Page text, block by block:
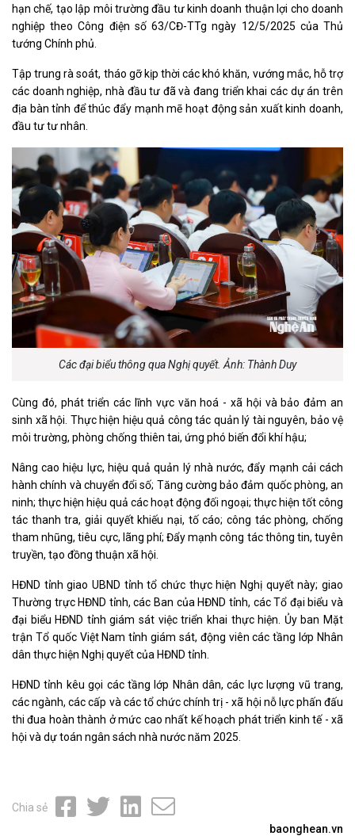
hạn chế, tạo lập môi trường đầu tư kinh doanh thuận lợi cho doanh
nghiệp theo Công điện số 63/CĐ-TTg ngày 12/5/2025 của Thủ
tướng Chính phủ.
Tập trung rà soát, tháo gỡ kịp thời các khó khăn, vướng mắc, hỗ trợ
các doanh nghiệp, nhà đầu tư đã và đang triển khai các dự án trên
địa bàn tỉnh để thúc đẩy mạnh mẽ hoạt động sản xuất kinh doanh,
đầu tư tư nhân.
Các đại biểu thông qua Nghị quyết. Ảnh: Thành Duy
Cùng đó, phát triển các lĩnh vực văn hoá - xã hội và bảo đảm an
sinh xã hội. Thực hiện hiệu quả công tác quản lý tài nguyên, bảo vệ
môi trường, phòng chống thiên tai, ứng phó biến đổi khí hậu;
Nâng cao hiệu lực, hiệu quả quản lý nhà nước, đẩy mạnh cải cách
hành chính và chuyển đổi số; Tăng cường bảo đảm quốc phòng, an
ninh; thực hiện hiệu quả các hoạt động đối ngoại; thực hiện tốt công
tác thanh tra, giải quyết khiếu nại, tố cáo; công tác phòng, chống
tham nhũng, tiêu cực, lãng phí; Đẩy mạnh công tác thông tin, tuyên
truyền, tạo đồng thuận xã hội.
HĐND tỉnh giao UBND tỉnh tổ chức thực hiện Nghị quyết này; giao
Thường trực HĐND tỉnh, các Ban của HĐND tỉnh, các Tổ đại biểu và
đại biểu HĐND tỉnh giám sát việc triển khai thực hiện. Ủy ban Mặt
trận Tổ quốc Việt Nam tỉnh giám sát, động viên các tầng lớp Nhân
dân thực hiện Nghị quyết của HĐND tỉnh.
HĐND tỉnh kêu gọi các tầng lớp Nhân dân, các lực lượng vũ trang,
các ngành, các cấp và các tổ chức chính trị - xã hội nỗ lực phấn đấu
thi đua hoàn thành ở mức cao nhất kế hoạch phát triển kinh tế - xã
hội và dự toán ngân sách nhà nước năm 2025.
Chia sẻ
baonghean.vn